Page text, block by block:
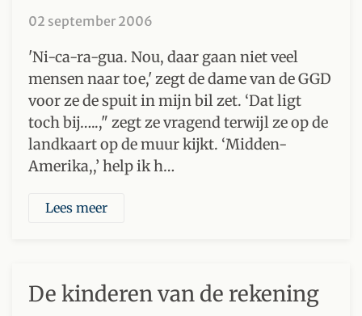
02 september 2006
'Ni-ca-ra-gua. Nou, daar gaan niet veel
mensen naar toe,' zegt de dame van de GGD
voor ze de spuit in mijn bil zet. ‘Dat ligt
toch bij…..," zegt ze vragend terwijl ze op de
landkaart op de muur kijkt. ‘Midden-
Amerika,,’ help ik h…
Lees meer
De kinderen van de rekening